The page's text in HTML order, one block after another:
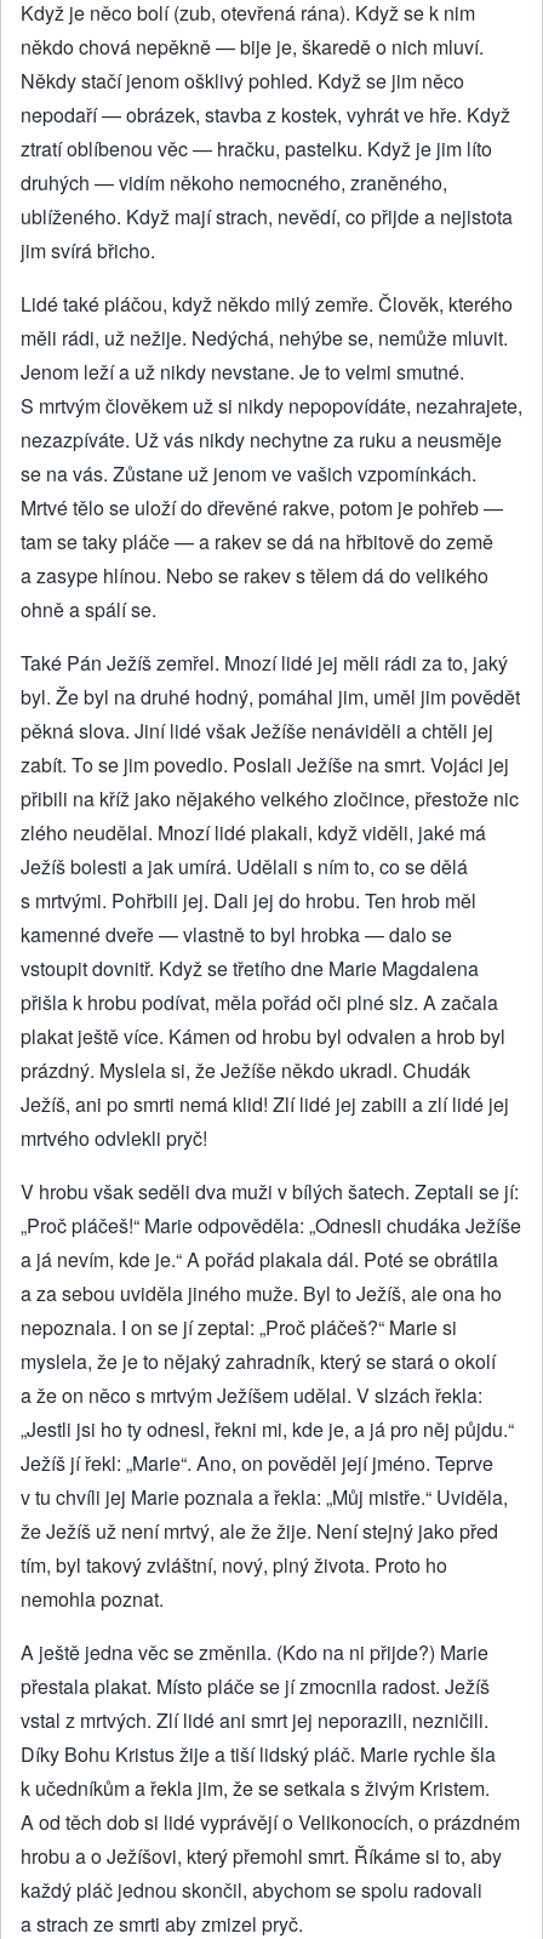
Když je něco bolí (zub, otevřená rána). Když se k nim
někdo chová nepěkně — bije je, škaredě o nich mluví.
Někdy stačí jenom ošklivý pohled. Když se jim něco
nepodaří — obrázek, stavba z kostek, vyhrát ve hře. Když
ztratí oblíbenou věc — hračku, pastelku. Když je jim líto
druhých — vidím někoho nemocného, zraněného,
ublíženého. Když mají strach, nevědí, co přijde a nejistota
jim svírá břicho.
Lidé také pláčou, když někdo milý zemře. Člověk, kterého
měli rádi, už nežije. Nedýchá, nehýbe se, nemůže mluvit.
Jenom leží a už nikdy nevstane. Je to velmi smutné.
S mrtvým člověkem už si nikdy nepopovídáte, nezahrajete,
nezazpíváte. Už vás nikdy nechytne za ruku a neusměje
se na vás. Zůstane už jenom ve vašich vzpomínkách.
Mrtvé tělo se uloží do dřevěné rakve, potom je pohřeb —
tam se taky pláče — a rakev se dá na hřbitově do země
a zasype hlínou. Nebo se rakev s tělem dá do velikého
ohně a spálí se.
Také Pán Ježíš zemřel. Mnozí lidé jej měli rádi za to, jaký
byl. Že byl na druhé hodný, pomáhal jim, uměl jim povědět
pěkná slova. Jiní lidé však Ježíše nenáviděli a chtěli jej
zabít. To se jim povedlo. Poslali Ježíše na smrt. Vojáci jej
přibili na kříž jako nějakého velkého zločince, přestože nic
zlého neudělal. Mnozí lidé plakali, když viděli, jaké má
Ježíš bolesti a jak umírá. Udělali s ním to, co se dělá
s mrtvými. Pohřbili jej. Dali jej do hrobu. Ten hrob měl
kamenné dveře — vlastně to byl hrobka — dalo se
vstoupit dovnitř. Když se třetího dne Marie Magdalena
přišla k hrobu podívat, měla pořád oči plné slz. A začala
plakat ještě více. Kámen od hrobu byl odvalen a hrob byl
prázdný. Myslela si, že Ježíše někdo ukradl. Chudák
Ježíš, ani po smrti nemá klid! Zlí lidé jej zabili a zlí lidé jej
mrtvého odvlekli pryč!
V hrobu však seděli dva muži v bílých šatech. Zeptali se jí:
„Proč pláčeš!“ Marie odpověděla: „Odnesli chudáka Ježíše
a já nevím, kde je.“ A pořád plakala dál. Poté se obrátila
a za sebou uviděla jiného muže. Byl to Ježíš, ale ona ho
nepoznala. I on se jí zeptal: „Proč pláčeš?“ Marie si
myslela, že je to nějaký zahradník, který se stará o okolí
a že on něco s mrtvým Ježíšem udělal. V slzách řekla:
„Jestli jsi ho ty odnesl, řekni mi, kde je, a já pro něj půjdu.“
Ježíš jí řekl: „Marie“. Ano, on pověděl její jméno. Teprve
v tu chvíli jej Marie poznala a řekla: „Můj mistře.“ Uviděla,
že Ježíš už není mrtvý, ale že žije. Není stejný jako před
tím, byl takový zvláštní, nový, plný života. Proto ho
nemohla poznat.
A ještě jedna věc se změnila. (Kdo na ni přijde?) Marie
přestala plakat. Místo pláče se jí zmocnila radost. Ježíš
vstal z mrtvých. Zlí lidé ani smrt jej neporazili, nezničili.
Díky Bohu Kristus žije a tiší lidský pláč. Marie rychle šla
k učedníkům a řekla jim, že se setkala s živým Kristem.
A od těch dob si lidé vyprávějí o Velikonocích, o prázdném
hrobu a o Ježíšovi, který přemohl smrt. Říkáme si to, aby
každý pláč jednou skončil, abychom se spolu radovali
a strach ze smrti aby zmizel pryč.